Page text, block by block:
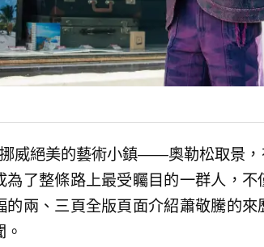
威絕美的藝術小鎮——奧勒松取景
為了整條路上最受矚目的一群人，
的兩、三頁全版頁面介紹蕭敬騰的